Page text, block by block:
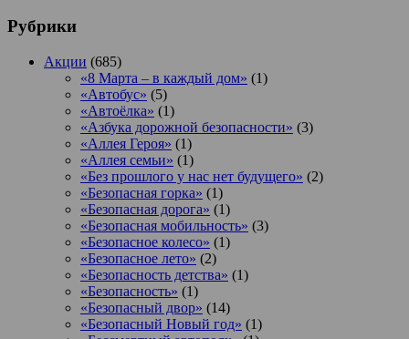
Рубрики
Акции (685)
«8 Марта – в каждый дом» (1)
«Автобус» (5)
«Автоёлка» (1)
«Азбука дорожной безопасности» (3)
«Аллея Героя» (1)
«Аллея семьи» (1)
«Без прошлого у нас нет будущего» (2)
«Безопасная горка» (1)
«Безопасная дорога» (1)
«Безопасная мобильность» (3)
«Безопасное колесо» (1)
«Безопасное лето» (2)
«Безопасность детства» (1)
«Безопасность» (1)
«Безопасный двор» (14)
«Безопасный Новый год» (1)